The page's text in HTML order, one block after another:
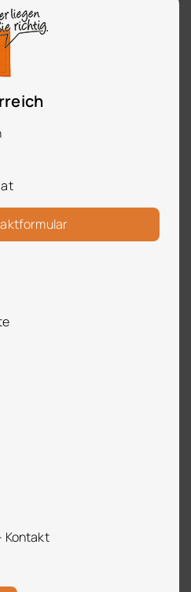
Kontakt